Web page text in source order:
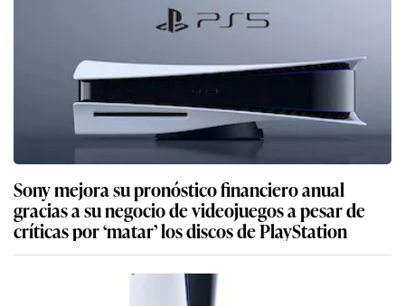
Sony mejora su pronóstico financiero anual
gracias a su negocio de videojuegos a pesar de
críticas por ‘matar’ los discos de PlayStation